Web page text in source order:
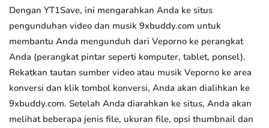
Dengan YT1Save, ini mengarahkan Anda ke situs
pengunduhan video dan musik 9xbuddy.com untuk
membantu Anda mengunduh dari Veporno ke perangkat
Anda (perangkat pintar seperti komputer, tablet, ponsel).
Rekatkan tautan sumber video atau musik Veporno ke area
konversi dan klik tombol konversi, Anda akan dialihkan ke
9xbuddy.com. Setelah Anda diarahkan ke situs, Anda akan
melihat beberapa jenis file, ukuran file, opsi thumbnail dan